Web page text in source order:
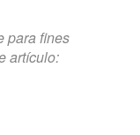
para fines
artículo: